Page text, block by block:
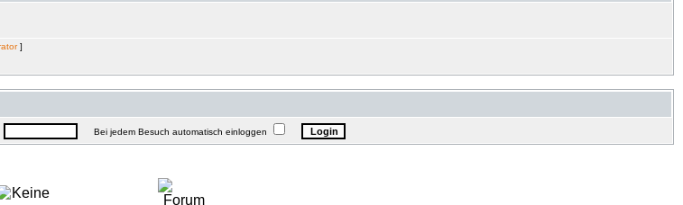
]
Bei jedem Besuch automatisch einloggen